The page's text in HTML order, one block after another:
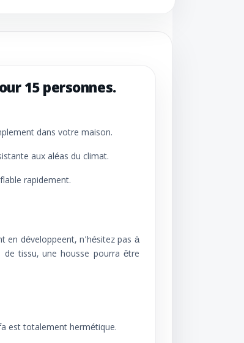
15 personnes.
dans votre maison.
aux aléas du climat.
rapidement.
en développeent, n'hésitez pas à
tissu, une housse pourra être
est totalement hermétique.